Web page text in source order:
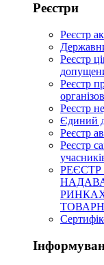
Реєстри
Реєстр
Реєстр
Реєстр
Реєстр
Єдиний
Реєстр
Реєстр